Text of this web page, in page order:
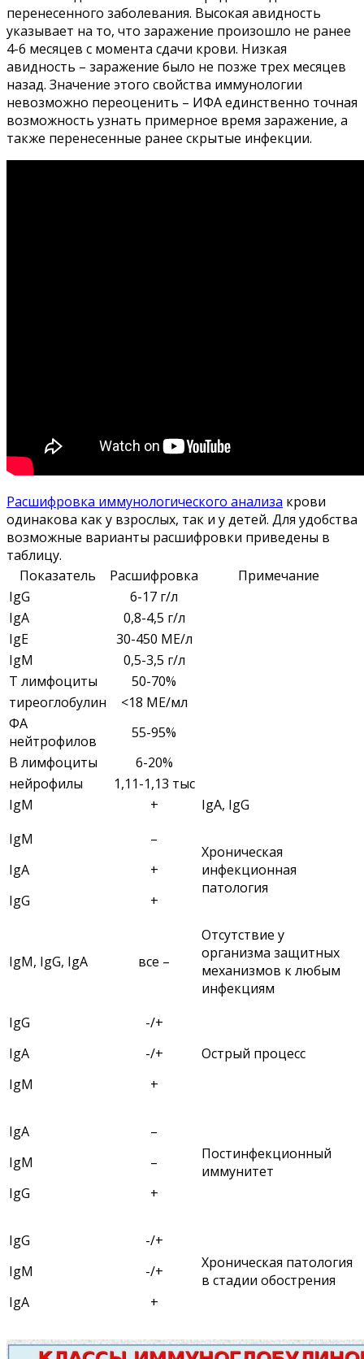
перенесенного заболевания. Высокая авидность
указывает на то, что заражение произошло не ранее
4-6 месяцев с момента сдачи крови. Низкая
авидность – заражение было не позже трех месяцев
назад. Значение этого свойства иммунологии
невозможно переоценить – ИФА единственно точная
возможность узнать примерное время заражение, а
также перенесенные ранее скрытые инфекции.
Расшифровка иммунологического анализа крови
одинакова как у взрослых, так и у детей. Для удобства
возможные варианты расшифровки приведены в
таблицу.
Показатель
Расшифровка
Примечание
IgG
6-17 г/л
IgА
0,8-4,5 г/л
IgЕ
30-450 МЕ/л
IgМ
0,5-3,5 г/л
Т лимфоциты
50-70%
тиреоглобулин
<18 МЕ/мл
ФА
нейтрофилов
55-95%
В лимфоциты
6-20%
нейрофилы
1,11-1,13 тыс
IgM
+
IgA, IgG
IgM
IgA
IgG
–
+
+
Хроническая
инфекционная
патология
IgM, IgG, IgA все –
Отсутствие у
организма защитных
механизмов к любым
инфекциям
IgG
IgA
IgM
-/+
-/+
+
Острый процесс
IgA
IgM
IgG
–
–
+
Постинфекционный
иммунитет
IgG
IgM
IgA
-/+
-/+
+
Хроническая патология
в стадии обострения